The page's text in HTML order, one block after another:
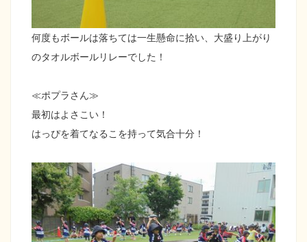
何度もボールは落ちては一生懸命に拾い、大盛り上がり
のタオルボールリレーでした！
≪ポプラさん≫
最初はよさこい！
はっぴを着てなるこを持って気合十分！